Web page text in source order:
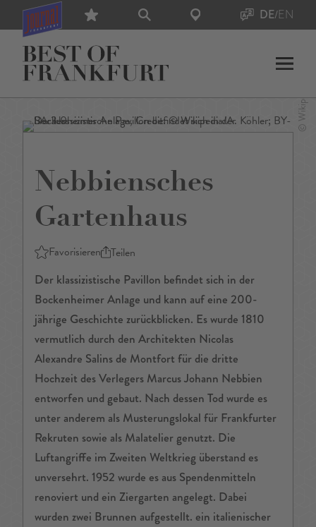
DE/EN
Nebbiensches
Gartenhaus
Favorisieren Teilen
Der klassizistische Pavillon befindet sich in der
Bockenheimer Anlage und kann auf eine 200-
jährige Geschichte zurückblicken. Es wurde 1810
vermutlich durch den Architekten Nicolas
Alexandre Salins de Montfort für die dritte
Hochzeit des Verlegers Marcus Johann Nebbien
entworfen und gebaut. Nach dessen Tod wurde es
unter anderem als Musterungslokal für Frankfurter
Rekruten sowie als Malatelier genutzt. Die
Luftangriffe im Zweiten Weltkrieg überstand es
unversehrt. 1952 wurde es aus Spendenmitteln
renoviert und ein Ziergarten angelegt. Dabei
wurden zwei Brunnen aufgestellt. ein italienischer